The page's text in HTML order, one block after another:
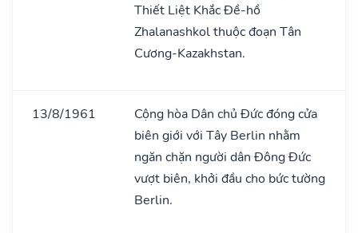
Thiết Liệt Khắc Đề-hồ
Zhalanashkol thuộc đoạn Tân
Cương-Kazakhstan.
13/8/1961
Cộng hòa Dân chủ Đức đóng cửa
biên giới với Tây Berlin nhằm
ngăn chặn người dân Đông Đức
vượt biên, khởi đầu cho bức tường
Berlin.